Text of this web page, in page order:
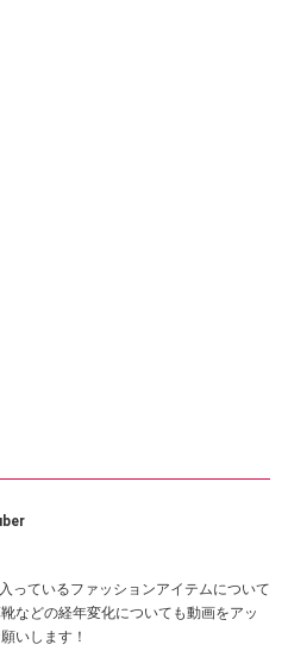
っているファッションアイテムについて
などの経年変化についても動画をアッ
いします！